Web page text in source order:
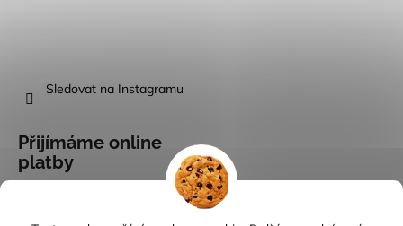
Sledovat na Instagramu
Přijímáme online
platby